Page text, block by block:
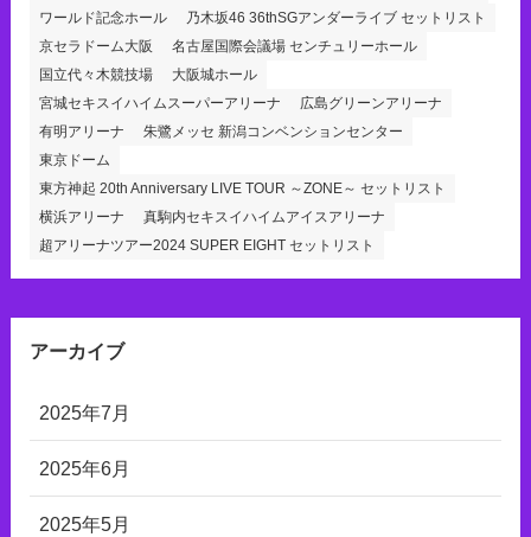
ワールド記念ホール
乃木坂46 36thSGアンダーライブ セットリスト
京セラドーム大阪
名古屋国際会議場 センチュリーホール
国立代々木競技場
大阪城ホール
宮城セキスイハイムスーパーアリーナ
広島グリーンアリーナ
有明アリーナ
朱鷺メッセ 新潟コンベンションセンター
東京ドーム
東方神起 20th Anniversary LIVE TOUR ～ZONE～ セットリスト
横浜アリーナ
真駒内セキスイハイムアイスアリーナ
超アリーナツアー2024 SUPER EIGHT セットリスト
アーカイブ
2025年7月
2025年6月
2025年5月